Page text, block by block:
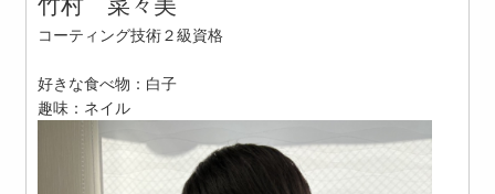
竹村 菜々美
コーティング技術２級資格
好きな食べ物：白子
趣味：ネイル